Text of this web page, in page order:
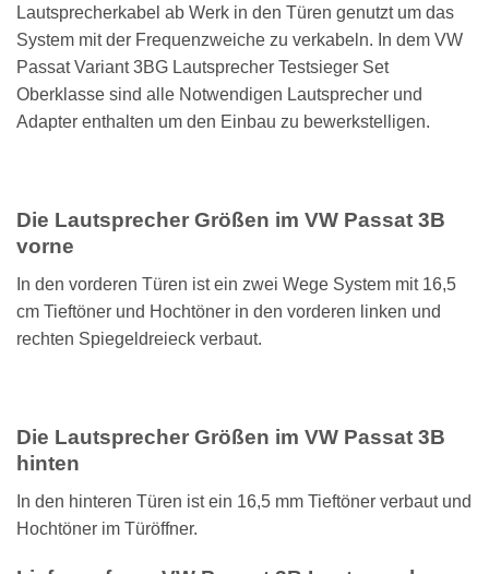
Lautsprecherkabel ab Werk in den Türen genutzt um das
System mit der Frequenzweiche zu verkabeln. In dem VW
Passat Variant 3BG Lautsprecher Testsieger Set
Oberklasse sind alle Notwendigen Lautsprecher und
Adapter enthalten um den Einbau zu bewerkstelligen.
Die Lautsprecher Größen im VW Passat 3B
vorne
In den vorderen Türen ist ein zwei Wege System mit 16,5
cm Tieftöner und Hochtöner in den vorderen linken und
rechten Spiegeldreieck verbaut.
Die Lautsprecher Größen im VW Passat 3B
hinten
In den hinteren Türen ist ein 16,5 mm Tieftöner verbaut und
Hochtöner im Türöffner.